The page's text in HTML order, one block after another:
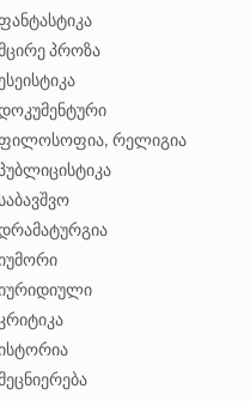
პროზა
რელიგია
საბავშვო